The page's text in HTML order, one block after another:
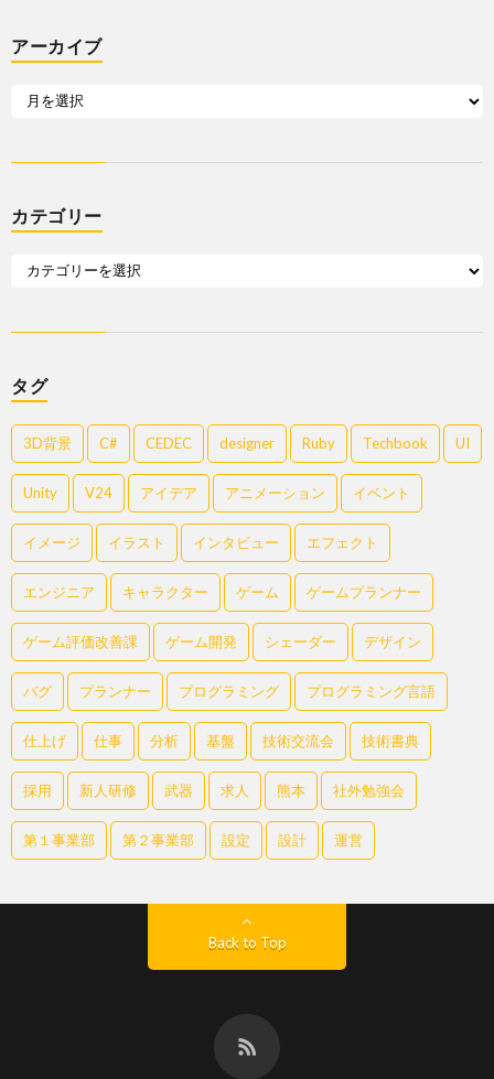
アーカイブ
カテゴリー
タグ
3D背景 C# CEDEC designer Ruby Techbook UI
Unity V24 アイデア アニメーション イベント
イメージ イラスト インタビュー エフェクト
エンジニア キャラクター ゲーム ゲームプランナー
ゲーム評価改善課 ゲーム開発 シェーダー デザイン
バグ プランナー プログラミング プログラミング言語
仕上げ 仕事 分析 基盤 技術交流会 技術書典
採用 新人研修 武器 求人 熊本 社外勉強会
第１事業部 第２事業部 設定 設計 運営
Back to Top